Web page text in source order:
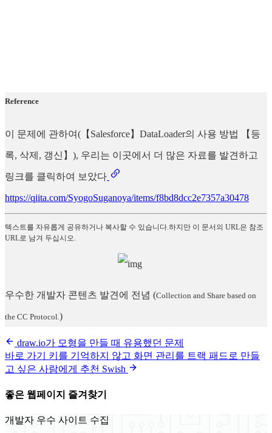
Reference
이 문제에 관하여(【Salesforce】DataLoader의 사용 방법 【등
록, 삭제, 갱신】), 우리는 이곳에서 더 많은 자료를 발견하고
링크를 클릭하여 보았다
https://qiita.com/SyogoSuganoya/items/f8bd8dcc2e7357a30478
텍스트를 자유롭게 공유하거나 복사할 수 있습니다.하지만 이 문서의 URL은 참조
URL로 남겨 두십시오.
우수한 개발자 콘텐츠 발견에 전념 (Collection and Share based on
the CC Protocol. )
draw.io가 모형을 만들 때 유용했던 문제
바로 가기 키를 기억하지 않고 화면 관리를 트랙 패드로 만들
고 싶은 사람에게 추천 Swish
좋은 웹페이지 즐겨찾기
개발자 우수 사이트 수집